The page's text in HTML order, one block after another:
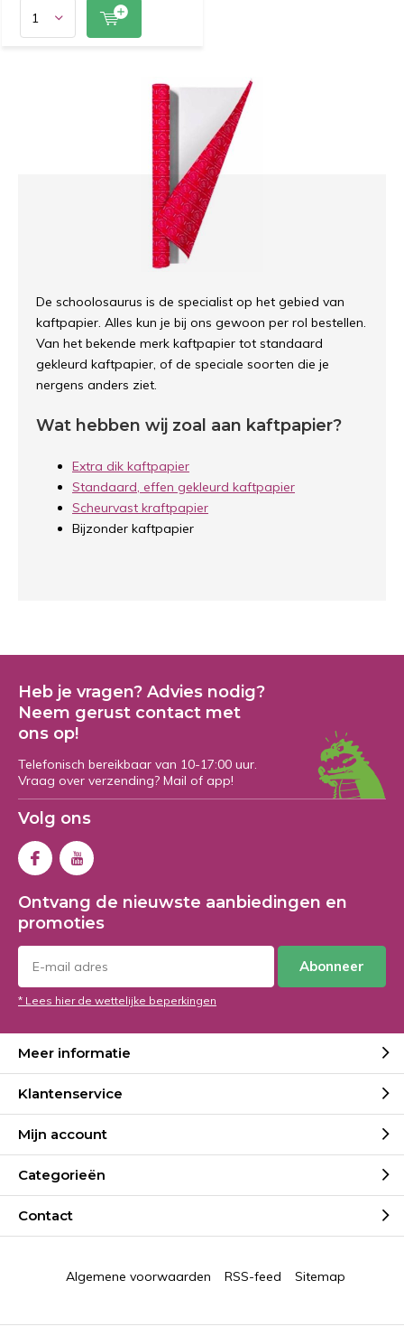
De schoolosaurus is de specialist op het gebied van
kaftpapier. Alles kun je bij ons gewoon per rol bestellen.
Van het bekende merk kaftpapier tot standaard
gekleurd kaftpapier, of de speciale soorten die je
nergens anders ziet.
Wat hebben wij zoal aan kaftpapier?
Extra dik kaftpapier
Standaard, effen gekleurd kaftpapier
Scheurvast kraftpapier
Bijzonder kaftpapier
Heb je vragen? Advies nodig?
Neem gerust contact met
ons op!
Telefonisch bereikbaar van 10-17:00 uur.
Vraag over verzending? Mail of app!
Volg ons
Ontvang de nieuwste aanbiedingen en
promoties
Abonneer
* Lees hier de wettelijke beperkingen
Meer informatie
Klantenservice
Mijn account
Categorieën
Contact
Algemene voorwaarden RSS-feed Sitemap